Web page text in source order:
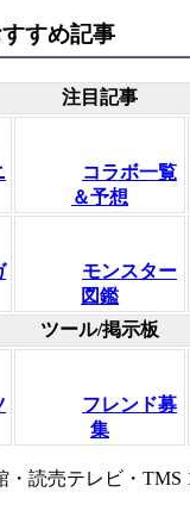
すめ記事
注目記事
コラボ一覧
＆予想
モンスター
図鑑
ツール/掲示板
フレンド募
集
読売テレビ・TMS